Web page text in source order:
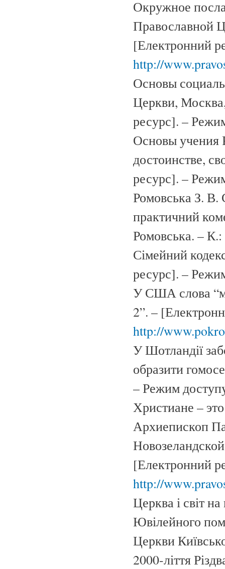
Окружное
Православной
[Електронний
http://
Основы
Церкви,
ресурс]. –
Основы учения
достоинстве,
ресурс]. –
Ромовська З. В.
практичний
Ромовська. –
Сімейний
ресурс]. –
У США слова
2”. –
http://
У Шотландії
образити
– Режим
Христиане –
Архиепископ
[Електронний
http://
Церква і світ
Ювілейного
Церкви
2000-ліття